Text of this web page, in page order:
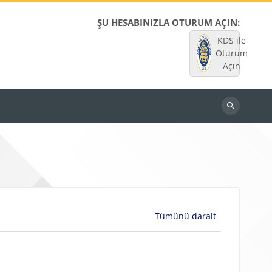
ŞU HESABINIZLA OTURUM AÇIN:
KDS ile
Oturum
Açın
Dersleri
Tümünü daralt